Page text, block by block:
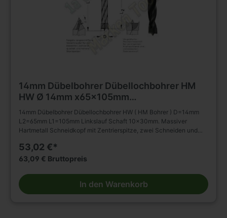
14mm Dübelbohrer Dübellochbohrer HM
HW Ø 14mm x65x105mm
14mm Dübelbohrer Dübellochbohrer HW ( HM Bohrer ) D=14mm
L2=65mm L1=105mm Linkslauf Schaft 10x30mm. Massiver
Hartmetall Schneidkopf mit Zentrierspitze, zwei Schneiden und
Rückenfreischliff. Spiralteil kunststoffbeschichtet. Zylinderschaft
mit Spannfläche ohne Tiefeneinstellschraube. Zum Einsatz in
Bohrmaschinen. Zum Bohren von Sacklöchern in Massivholz,
Holz- und Plattenwerkstoffen u.s.w., auch in beschichteter
Ausführung. Die Rückenführung bringt verbesserte Zentrierung
53,02 €*
63,09 € Bruttopreis
In den Warenkorb